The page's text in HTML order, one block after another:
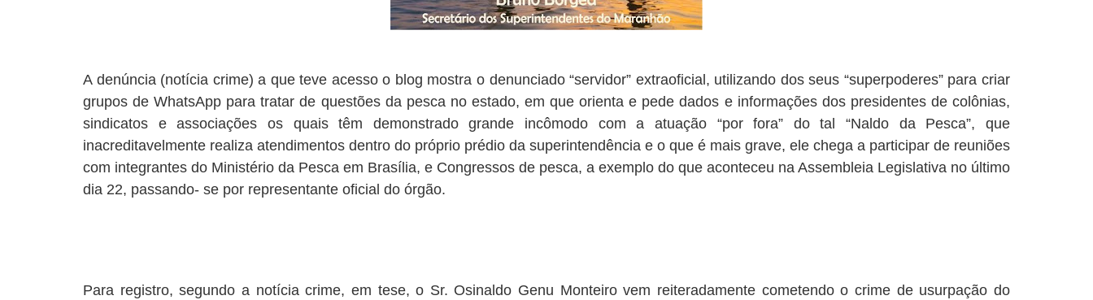
A denúncia (notícia crime) a que teve acesso o blog mostra o denunciado “servidor” extraoficial, utilizando dos seus “superpoderes” para criar
grupos de WhatsApp para tratar de questões da pesca no estado, em que orienta e pede dados e informações dos presidentes de colônias,
sindicatos e associações os quais têm demonstrado grande incômodo com a atuação “por fora” do tal “Naldo da Pesca”, que
inacreditavelmente realiza atendimentos dentro do próprio prédio da superintendência e o que é mais grave, ele chega a participar de reuniões
com integrantes do Ministério da Pesca em Brasília, e Congressos de pesca, a exemplo do que aconteceu na Assembleia Legislativa no último
dia 22, passando- se por representante oficial do órgão.
Para registro, segundo a notícia crime, em tese, o Sr. Osinaldo Genu Monteiro vem reiteradamente cometendo o crime de usurpação do